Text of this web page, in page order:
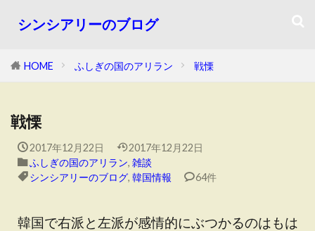
シンシアリーのブログ
HOME ふしぎの国のアリラン 戦慄
戦慄
2017年12月22日
2017年12月22日
ふしぎの国のアリラン, 雑談
シンシアリーのブログ, 韓国情報 64件
韓国で右派と左派が感情的にぶつかるのはもは